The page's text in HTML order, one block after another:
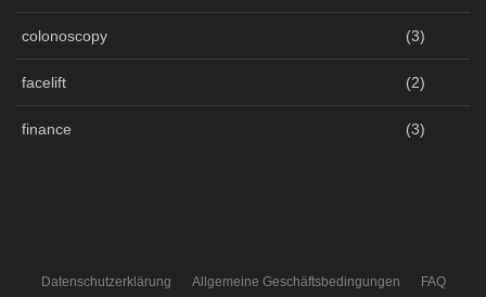
colonoscopy (3)
facelift (2)
finance (3)
Datenschutzerklärung Allgemeine Geschäftsbedingungen FAQ